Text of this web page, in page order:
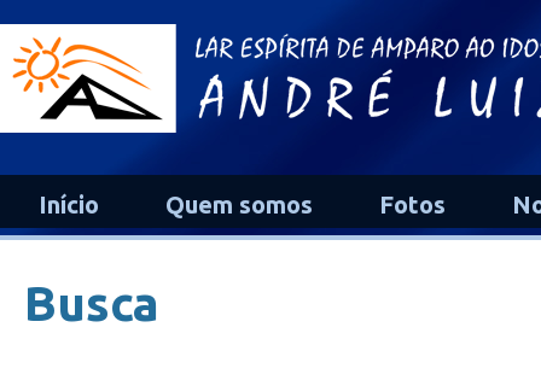
Início Quem somos Fotos
Busca